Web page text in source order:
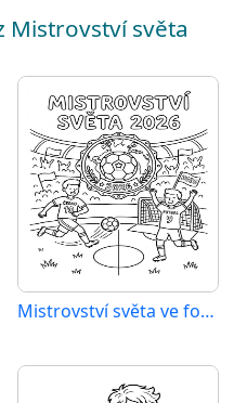
Mistrovství světa
Mistrovství světa ve fotbale 2026